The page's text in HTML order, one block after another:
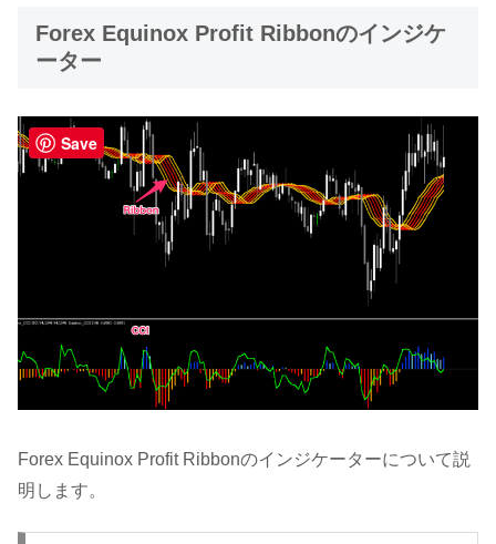
Forex Equinox Profit Ribbonのインジケ
ーター
Forex Equinox Profit Ribbonのインジケーターについて説
明します。
Save